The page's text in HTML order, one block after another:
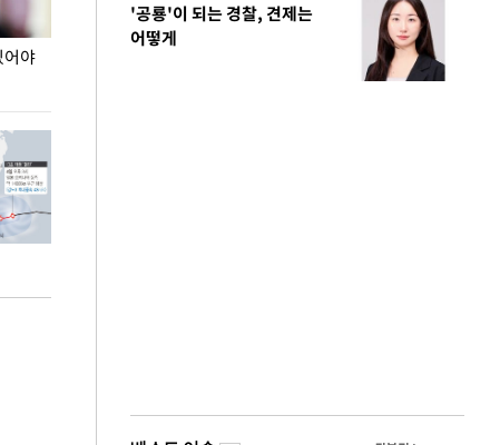
야
장동혁 "李 대통령 역대급 망언…정신세계 궁금 이재명 대통령,
선 다해 강구해
'공룡'이 되는 경찰, 견제는
어떻게